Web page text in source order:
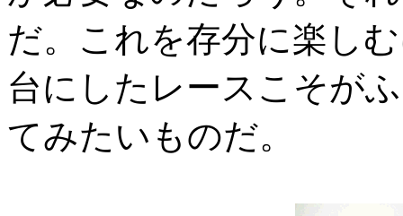
だ。これを存分に楽し
台にしたレースこそが
てみたいものだ。